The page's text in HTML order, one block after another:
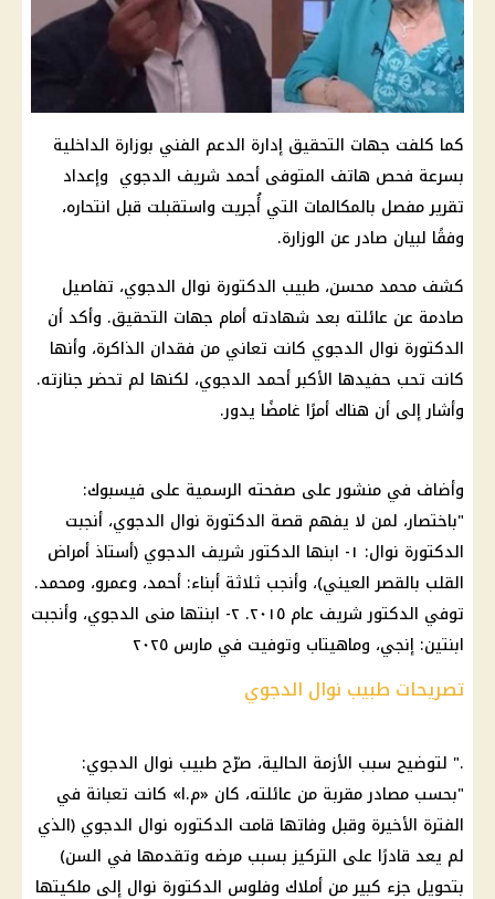
كما كلفت جهات التحقيق إدارة الدعم الفني بوزارة الداخلية
بسرعة فحص هاتف المتوفى أحمد شريف الدجوي وإعداد
تقرير مفصل بالمكالمات التي أُجريت واستقبلت قبل انتحاره،
وفقًا لبيان صادر عن الوزارة.
كشف محمد محسن، طبيب الدكتورة نوال الدجوي، تفاصيل
صادمة عن عائلته بعد شهادته أمام جهات التحقيق. وأكد أن
الدكتورة نوال الدجوي كانت تعاني من فقدان الذاكرة، وأنها
كانت تحب حفيدها الأكبرأحمد الدجوي، لكنها لم تحضر جنازته.
وأشار إلى أن هناك أمرًا غامضًا يدور.
وأضاف في منشور على صفحته الرسمية على فيسبوك:
"باختصار، لمن لا يفهم قصة الدكتورة نوال الدجوي، أنجبت
الدكتورة نوال: ١- ابنها الدكتور شريف الدجوي (أستاذ
أمراض
القلب بالقصر العيني)، وأنجب ثلاثة أبناء: أحمد، وعمرو، ومحمد.
توفي الدكتور شريف عام ٢٠١٥. ٢- ابنتها منى الدجوي، وأنجبت
ابنتين: إنجي، وماهيتاب وتوفيت في مارس ٢٠٢٥
تصريحات طبيب نوال الدجوي
." لتوضيح سبب الأزمة الحالية، صرّح طبيب نوال الدجوي:
"بحسب مصادر مقربة من عائلته، كان «م.ا» كانت تعبانة في
الفترة الأخيرة وقبل وفاتها قامت الدكتوره نوال الدجوي (الذي
لم يعد قادرًا على التركيز بسبب مرضه وتقدمها في السن)
بتحويل جزء كبير من أملاك وفلوس الدكتورة نوال إلى ملكيتها